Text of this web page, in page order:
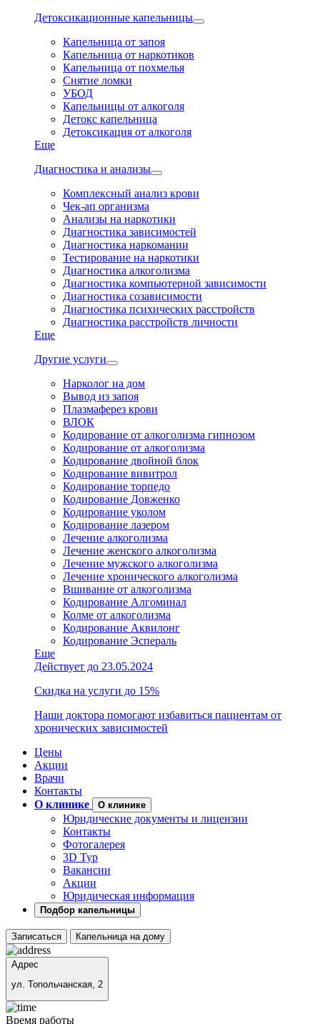
Детоксикационные капельницы
Капельница от запоя
Капельница от наркотиков
Капельница от похмелья
Снятие ломки
УБОД
Капельницы от алкоголя
Детокс капельница
Детоксикация от алкоголя
Еще
Диагностика и анализы
Комплексный анализ крови
Чек-ап организма
Анализы на наркотики
Диагностика зависимостей
Диагностика наркомании
Тестирование на наркотики
Диагностика алкоголизма
Диагностика компьютерной зависимости
Диагностика созависимости
Диагностика психических расстройств
Диагностика расстройств личности
Еще
Другие услуги
Нарколог на дом
Вывод из запоя
Плазмаферез крови
ВЛОК
Кодирование от алкоголизма гипнозом
Кодирование от алкоголизма
Кодирование двойной блок
Кодирование вивитрол
Кодирование торпедо
Кодирование Довженко
Кодирование уколом
Кодирование лазером
Лечение алкоголизма
Лечение женского алкоголизма
Лечение мужского алкоголизма
Лечение хронического алкоголизма
Вшивание от алкоголизма
Кодирование Алгоминал
Колме от алкоголизма
Кодирование Аквилонг
Кодирование Эспераль
Еще
Действует до 23.05.2024
Скидка на услуги до 15%
Наши доктора помогают избавиться пациентам от
хронических зависимостей
Цены
Акции
Врачи
Контакты
О клинике
О клинике
Юридические документы и лицензии
Контакты
Фотогалерея
3D Тур
Вакансии
Акции
Юридическая информация
Подбор капельницы
Записаться Капельница на дому
Адрес
ул. Топольчанская, 2
Время работы